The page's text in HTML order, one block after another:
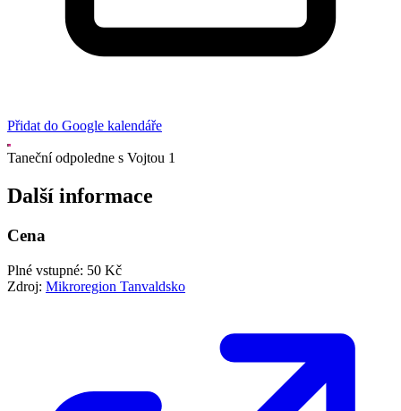
Přidat do Google kalendáře
Taneční odpoledne s Vojtou 1
Další informace
Cena
Plné vstupné: 50 Kč
Zdroj: Mikroregion Tanvaldsko